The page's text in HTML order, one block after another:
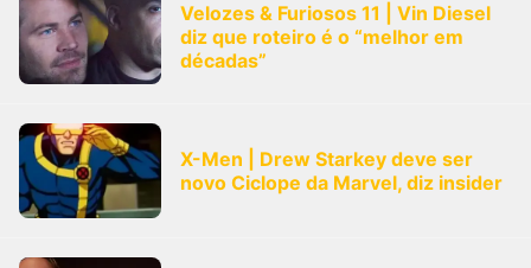
Velozes & Furiosos 11 | Vin Diesel
diz que roteiro é o “melhor em
décadas”
X-Men | Drew Starkey deve ser
novo Ciclope da Marvel, diz insider